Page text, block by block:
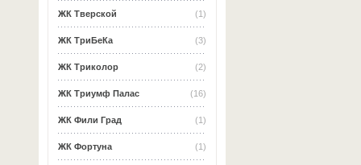
(1)
ЖК Тверской
(3)
ЖК ТриБеКа
(2)
ЖК Триколор
(16)
ЖК Триумф Палас
(1)
ЖК Фили Град
(1)
ЖК Фортуна